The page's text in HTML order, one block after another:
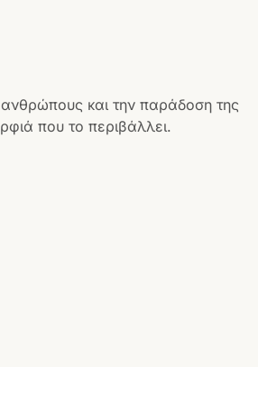
και την παράδοση της
που το περιβάλλει.